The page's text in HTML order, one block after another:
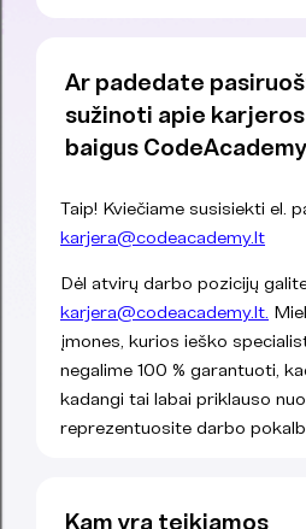
Ar padedate
sužinoti apie
baigus
Taip! Kviečiame susisiekti el.
karjera@codeacademy.lt
Dėl atvirų darbo pozicijų
karjera@codeacademy.lt.
įmones, kurios ieško
negalime 100 % garantuoti,
kadangi tai labai priklauso
reprezentuosite darbo
Kam yra teikiamos